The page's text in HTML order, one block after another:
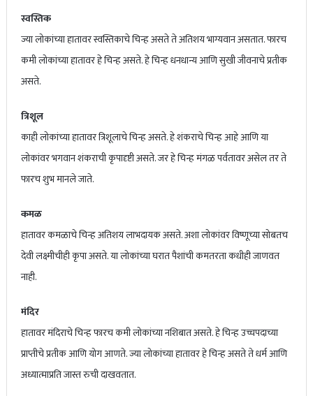
स्वस्तिक
ज्या लोकांच्या हातावर स्वस्तिकाचे चिन्ह असते ते अतिशय भाग्यवान असतात. फारच
कमी लोकांच्या हातावर हे चिन्ह असते. हे चिन्ह धनधान्य आणि सुखी जीवनाचे प्रतीक
असते.
त्रिशूल
काही लोकांच्या हातावर त्रिशूलाचे चिन्ह असते. हे शंकराचे चिन्ह आहे आणि या
लोकांवर भगवान शंकराची कृपादृष्टी असते. जर हे चिन्ह मंगळ पर्वतावर असेल तर ते
फारच शुभ मानले जाते.
कमळ
हातावर कमळाचे चिन्ह अतिशय लाभदायक असते. अशा लोकांवर विष्णूच्या सोबतच
देवी लक्ष्मीचीही कृपा असते. या लोकांच्या घरात पैशांची कमतरता कधीही जाणवत
नाही.
मंदिर
हातावर मंदिराचे चिन्ह फारच कमी लोकांच्या नशिबात असते. हे चिन्ह उच्चपदाच्या
प्राप्तीचे प्रतीक आणि योग आणते. ज्या लोकांच्या हातावर हे चिन्ह असते ते धर्म आणि
अध्यात्माप्रति जास्त रुची दाखवतात.